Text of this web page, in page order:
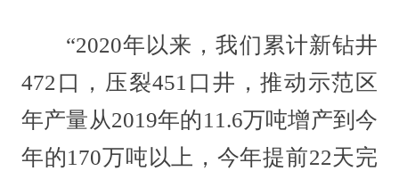
“2020年以来，我们累计新钻井
472口，压裂451口井，推动示范区
年产量从2019年的11.6万吨增产到今
年的170万吨以上，今年提前22天完